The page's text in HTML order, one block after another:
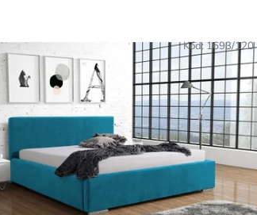
Kód:1693/120